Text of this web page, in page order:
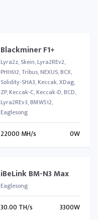
Blackminer F1+
Lyra2z, Skein, Lyra2REv2,
PHI1612, Tribus, NEXUS, BCX,
Solidity-SHA3, Keccak, XDag,
ZP, Keccak-C, Keccak-D, BCD,
Lyra2REv3, BMW512,
Eaglesong
22000 MH/s 0W
iBeLink BM-N3 Max
Eaglesong
30.00 TH/s 3300W